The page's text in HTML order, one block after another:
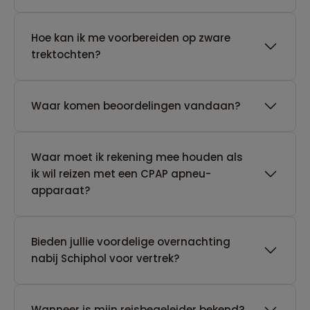
Hoe kan ik me voorbereiden op zware
trektochten?
Waar komen beoordelingen vandaan?
Waar moet ik rekening mee houden als
ik wil reizen met een CPAP apneu-
apparaat?
Bieden jullie voordelige overnachting
nabij Schiphol voor vertrek?